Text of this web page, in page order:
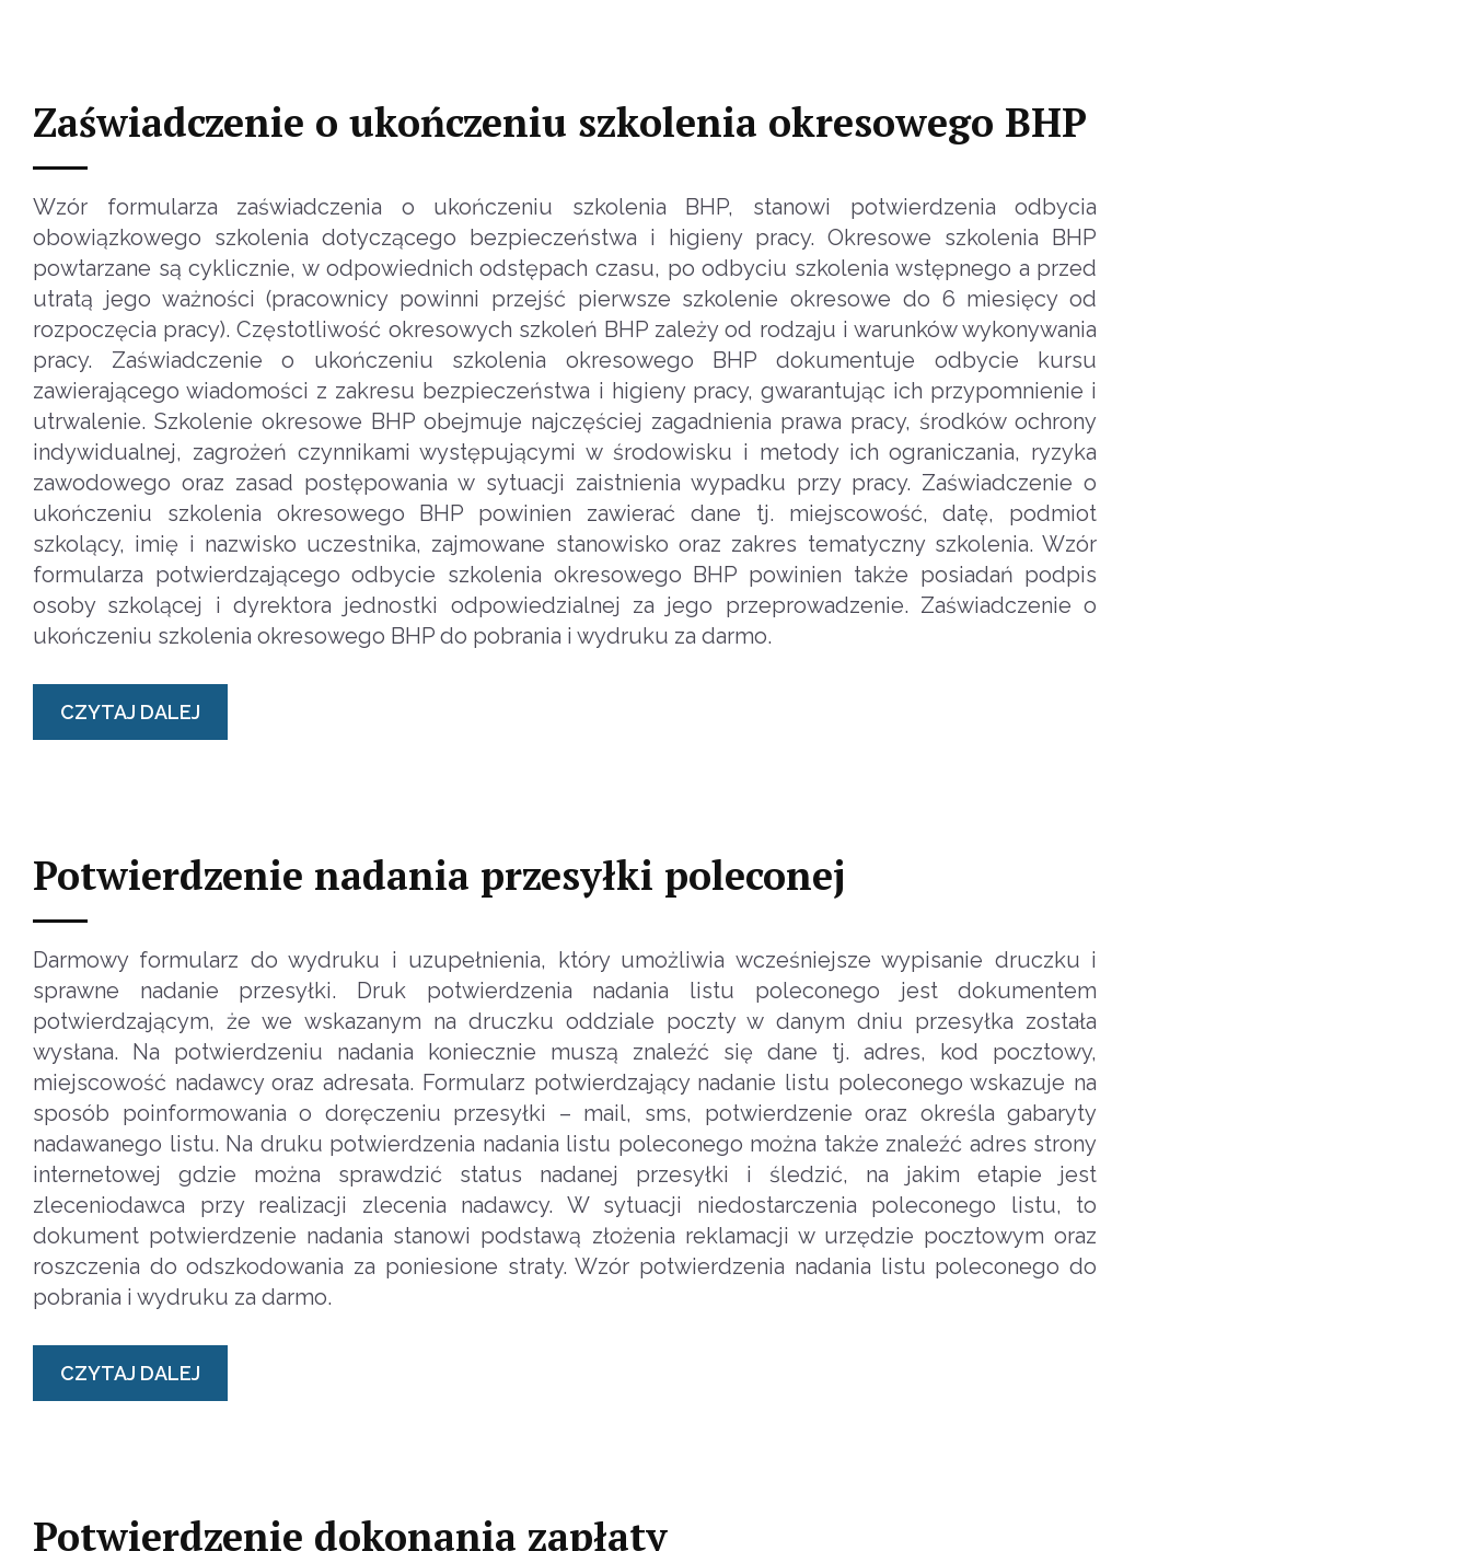
Zaświadczenie o ukończeniu szkolenia okresowego BHP
Wzór formularza zaświadczenia o ukończeniu szkolenia BHP, stanowi potwierdzenia odbycia
obowiązkowego szkolenia dotyczącego bezpieczeństwa i higieny pracy. Okresowe szkolenia BHP
powtarzane są cyklicznie, w odpowiednich odstępach czasu, po odbyciu szkolenia wstępnego a przed
utratą jego ważności (pracownicy powinni przejść pierwsze szkolenie okresowe do 6 miesięcy od
rozpoczęcia pracy). Częstotliwość okresowych szkoleń BHP zależy od rodzaju i warunków wykonywania
pracy. Zaświadczenie o ukończeniu szkolenia okresowego BHP dokumentuje odbycie kursu
zawierającego wiadomości z zakresu bezpieczeństwa i higieny pracy, gwarantując ich przypomnienie i
utrwalenie. Szkolenie okresowe BHP obejmuje najczęściej zagadnienia prawa pracy, środków ochrony
indywidualnej, zagrożeń czynnikami występującymi w środowisku i metody ich ograniczania, ryzyka
zawodowego oraz zasad postępowania w sytuacji zaistnienia wypadku przy pracy. Zaświadczenie o
ukończeniu szkolenia okresowego BHP powinien zawierać dane tj. miejscowość, datę, podmiot
szkolący, imię i nazwisko uczestnika, zajmowane stanowisko oraz zakres tematyczny szkolenia. Wzór
formularza potwierdzającego odbycie szkolenia okresowego BHP powinien także posiadań podpis
osoby szkolącej i dyrektora jednostki odpowiedzialnej za jego przeprowadzenie. Zaświadczenie o
ukończeniu szkolenia okresowego BHP do pobrania i wydruku za darmo.
CZYTAJ DALEJ
Potwierdzenie nadania przesyłki poleconej
Darmowy formularz do wydruku i uzupełnienia, który umożliwia wcześniejsze wypisanie druczku i
sprawne nadanie przesyłki. Druk potwierdzenia nadania listu poleconego jest dokumentem
potwierdzającym, że we wskazanym na druczku oddziale poczty w danym dniu przesyłka została
wysłana. Na potwierdzeniu nadania koniecznie muszą znaleźć się dane tj. adres, kod pocztowy,
miejscowość nadawcy oraz adresata. Formularz potwierdzający nadanie listu poleconego wskazuje na
sposób poinformowania o doręczeniu przesyłki – mail, sms, potwierdzenie oraz określa gabaryty
nadawanego listu. Na druku potwierdzenia nadania listu poleconego można także znaleźć adres strony
internetowej gdzie można sprawdzić status nadanej przesyłki i śledzić, na jakim etapie jest
zleceniodawca przy realizacji zlecenia nadawcy. W sytuacji niedostarczenia poleconego listu, to
dokument potwierdzenie nadania stanowi podstawą złożenia reklamacji w urzędzie pocztowym oraz
roszczenia do odszkodowania za poniesione straty. Wzór potwierdzenia nadania listu poleconego do
pobrania i wydruku za darmo.
CZYTAJ DALEJ
Potwierdzenie dokonania zapłaty